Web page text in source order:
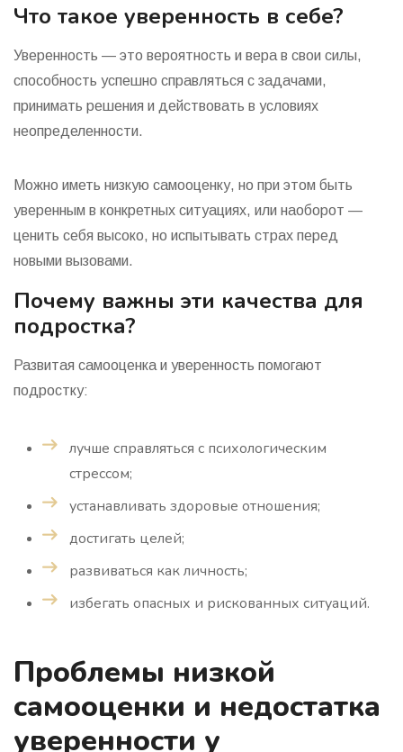
Что такое уверенность в себе?
Уверенность — это вероятность и вера в свои силы,
способность успешно справляться с задачами,
принимать решения и действовать в условиях
неопределенности.
Можно иметь низкую самооценку, но при этом быть
уверенным в конкретных ситуациях, или наоборот —
ценить себя высоко, но испытывать страх перед
новыми вызовами.
Почему важны эти качества для
подростка?
Развитая самооценка и уверенность помогают
подростку:
лучше справляться с психологическим
стрессом;
устанавливать здоровые отношения;
достигать целей;
развиваться как личность;
избегать опасных и рискованных ситуаций.
Проблемы низкой
самооценки и недостатка
уверенности у